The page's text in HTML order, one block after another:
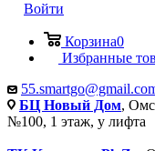
Войти
Корзина0
Избранные
БЦ Новый Дом,
№100, 1 этаж, у лифта